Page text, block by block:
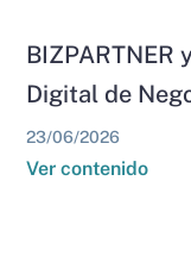
BIZPARTNER
Digital de
23/06/2026
Ver contenido